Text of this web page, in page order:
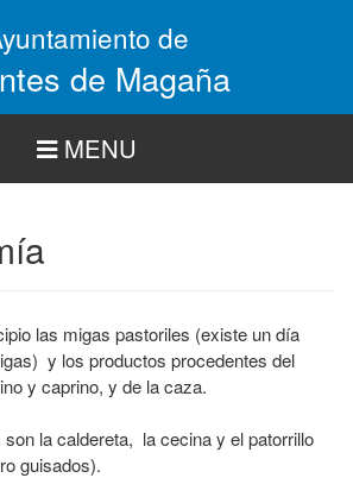
de
de Magaña
MENU
las migas pastoriles (existe un día
y los productos procedentes del
y caprino, y de la caza.
la caldereta, la cecina y el patorrillo
guisados).